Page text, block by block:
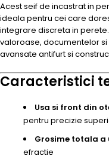
Acest seif de incastrat in
ideala pentru cei care
integrare discreta in
valoroase, documentelor
avansate antifurt si
Caracteristici
Usa si front din
pentru precizie
Grosime totala a
efractie